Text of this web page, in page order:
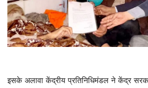
इसके अलावा केंद्रीय प्रतिनिधिमंडल ने केंद्र